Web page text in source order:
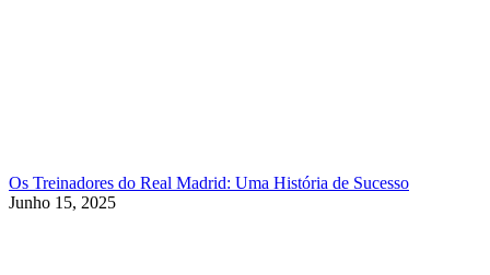
Os Treinadores do Real Madrid: Uma História de Sucesso
Junho 15, 2025